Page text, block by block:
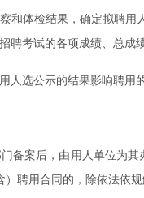
和体检结果，确定拟聘
聘考试的各项成绩、总成
人选公示的结果影响聘
备案后，由用人单位为
聘用合同的，除依法依